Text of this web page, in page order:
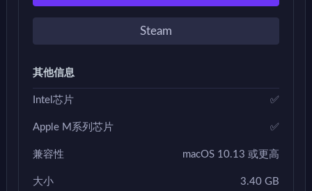
Steam
其他信息
Intel芯片 ✅
Apple M系列芯片 ✅
兼容性 macOS 10.13 或更高
大小 3.40 GB